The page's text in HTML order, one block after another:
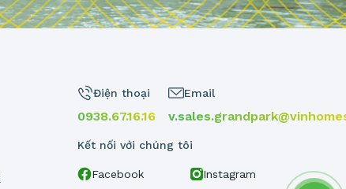
Điện thoại
0938.67.16.16
Email
Kết nối với chúng tôi
Facebook
Instagram